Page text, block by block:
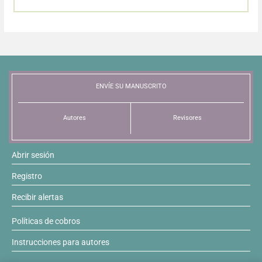
Noticias
ENVÍE SU MANUSCRITO
Autores Revisores
Abrir sesión
Registro
Recibir alertas
Políticas de cobros
Instrucciones para autores